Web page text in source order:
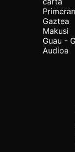
Primeran
Gaztea
Makusi
Guau -
Audioa